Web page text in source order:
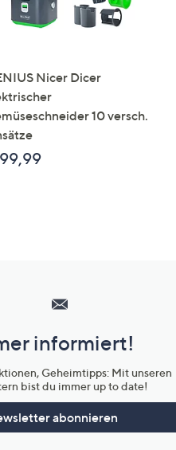
Nicer Dicer
10 versch.
informiert!
Geheimtipps: Mit unseren
bist du immer up to date!
abonnieren